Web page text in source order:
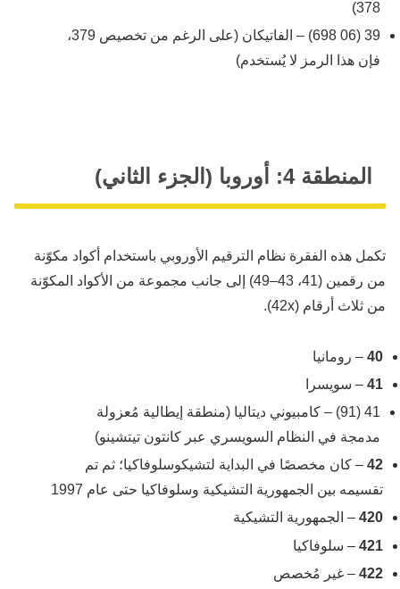
378)
39 (06 698) – الفاتيكان (على الرغم من تخصيص 379،
فإن هذا الرمز لا يُستخدم)
المنطقة 4: أوروبا (الجزء الثاني)
تكمل هذه الفقرة نظام الترقيم الأوروبي باستخدام أكواد مكوّنة
من رقمين (41، 43–49) إلى جانب مجموعة من الأكواد المكوّنة
من ثلاث أرقام (42x).
40 – رومانيا
41 – سويسرا
41 (91) – كامبيوني ديتاليا (منطقة إيطالية مُعزولة
مدمجة في النظام السويسري عبر كانتون تيتشينو)
42 – كان مخصصًا في البداية لتشيكوسلوفاكيا؛ ثم تم
تقسيمه بين الجمهورية التشيكية وسلوفاكيا حتى عام 1997
420 – الجمهورية التشيكية
421 – سلوفاكيا
422 – غير مُخصص